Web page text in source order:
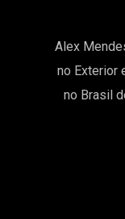
Alex
no Exterior
no Brasil